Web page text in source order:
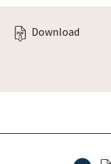
Download